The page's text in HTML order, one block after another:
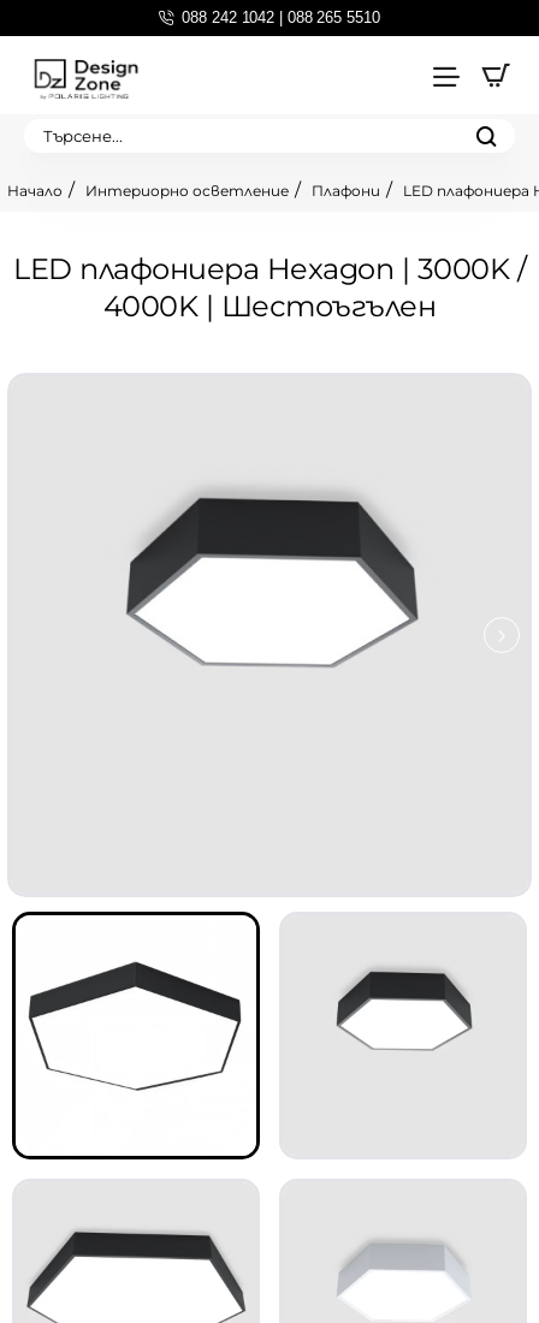
088 242 1042 | 088 265 5510
Търсене...
LED плафониера Hexagon | 3000K /
4000K | Шестоъгълен
Интериорно осветление Плафони LED плафониера
ТОП -33%